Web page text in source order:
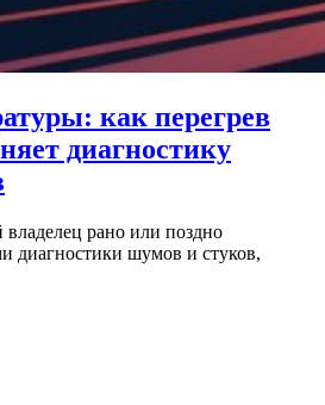
как перегрев
диагностику
рано или поздно
диагностики шумов и стуков,